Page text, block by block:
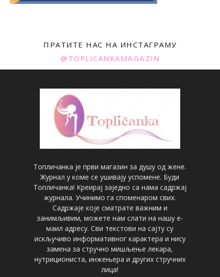
ПРАТИТЕ НАС НА ИНСТАГРАМУ
@TOPLICANKAMAGAZIN
Топличанка је први магазин за душу од жене.
Журнал у коме се ушивају успомене. Буди
Топличанка! Креирај заједно са нама садржај
журнала. Учинимо га споменаром свих.
Садржаје које сматрате важним и
занимљивим, можете нам слати на нашу е-
маил адресу. Сви текстови на сајту су
искључиво информативног карактера и нису
замена за стручно мишљење лекара,
нутрициониста, инжењера и других стручних
лица!